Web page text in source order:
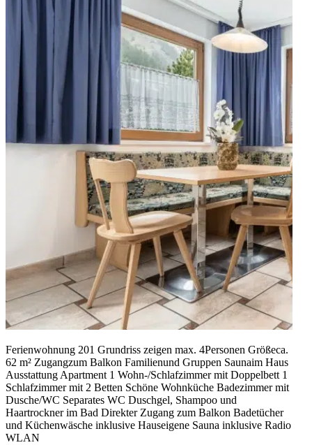
Ferienwohnung 201 Grundriss zeigen max. 4Personen Größeca.
62 m² Zugangzum Balkon Familienund Gruppen Saunaim Haus
Ausstattung Apartment 1 Wohn-/Schlafzimmer mit Doppelbett 1
Schlafzimmer mit 2 Betten Schöne Wohnküche Badezimmer mit
Dusche/WC Separates WC Duschgel, Shampoo und
Haartrockner im Bad Direkter Zugang zum Balkon Badetücher
und Küchenwäsche inklusive Hauseigene Sauna inklusive Radio
WLAN